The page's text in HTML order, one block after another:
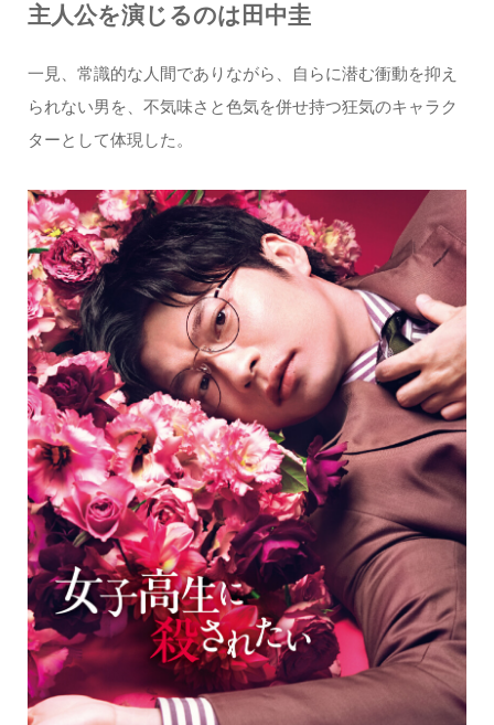
主人公を演じるのは田中圭
一見、常識的な人間でありながら、自らに潜む衝動を抑え
られない男を、不気味さと色気を併せ持つ狂気のキャラク
ターとして体現した。